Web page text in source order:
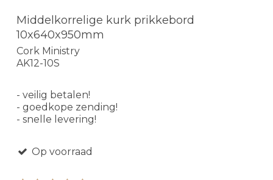
Middelkorrelige kurk prikkebord
10x640x950mm
Cork Ministry
AK12-10S
- veilig betalen!
- goedkope zending!
- snelle levering!
Op voorraad